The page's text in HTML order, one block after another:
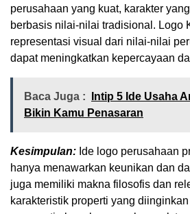
perusahaan yang kuat, karakter
berbasis nilai-nilai tradisional. Logo
representasi visual dari nilai-nilai
dapat meningkatkan kepercayaan
Baca Juga :
Intip 5 Ide Usaha
Bikin Kamu Penasaran
Kesimpulan: Ide logo perusahaan
hanya menawarkan keunikan dan
juga memiliki makna filosofis dan
karakteristik properti yang